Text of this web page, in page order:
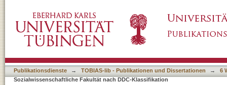
Publikationsdienste → TOBIAS-lib - Publikationen und Dissertationen →
6
Sozialwissenschaftliche Fakultät nach DDC-Klassifikation